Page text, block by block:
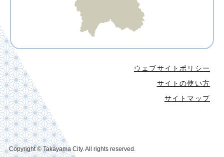
ウェブサイトポリシー
サイトの使い方
サイトマップ
Copyright © Takayama City. All rights reserved.